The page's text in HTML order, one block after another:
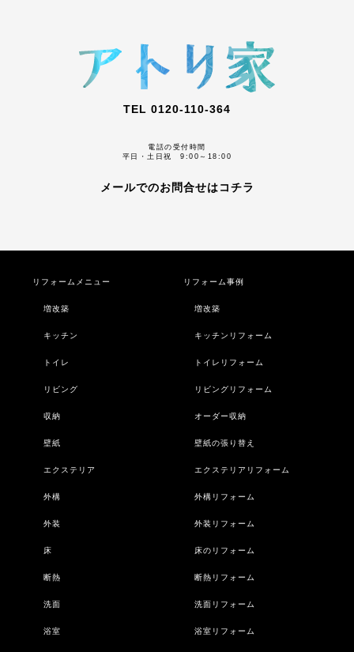
TEL 0120-110-364
電話の受付時間
平日・土日祝 9:00～18:00
メールでのお問合せはコチラ
リフォームメニュー
増改築
キッチン
トイレ
リビング
収納
壁紙
エクステリア
外構
外装
床
断熱
洗面
浴室
リフォーム事例
増改築
キッチンリフォーム
トイレリフォーム
リビングリフォーム
オーダー収納
壁紙の張り替え
エクステリアリフォーム
外構リフォーム
外装リフォーム
床のリフォーム
断熱リフォーム
洗面リフォーム
浴室リフォーム